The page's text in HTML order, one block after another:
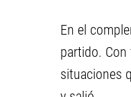
En el
partido.
situaciones